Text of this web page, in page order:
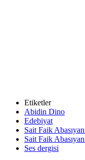
Etiketler
Abidin Dino
Edebiyat
Sait Faik
Sait Faik
Ses dergisi